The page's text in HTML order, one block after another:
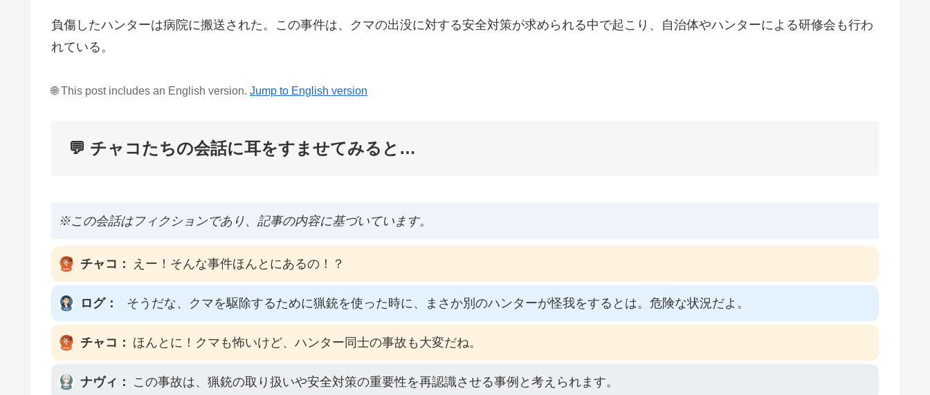
負傷したハンターは病院に搬送された。この事件は、クマの出没に対する安全対策が求められる中で起こり、自治体やハンターによる研修会も行わ
れている。
🌐 This post includes an English version. Jump to English version
💬 チャコたちの会話に耳をすませてみると…
※この会話はフィクションであり、記事の内容に基づいています。
チャコ： えー！そんな事件ほんとにあるの！？
ログ： そうだな、クマを駆除するために猟銃を使った時に、まさか別のハンターが怪我をするとは。危険な状況だよ。
チャコ： ほんとに！クマも怖いけど、ハンター同士の事故も大変だね。
ナヴィ： この事故は、猟銃の取り扱いや安全対策の重要性を再認識させる事例と考えられます。